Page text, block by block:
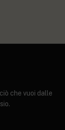
che vuoi dalle